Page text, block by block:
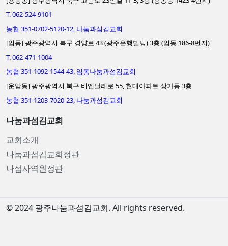
T. 062-524-9101
농협 351-0702-5120-12, 나눔과섬김교회
[임동] 광주광역시 북구 경양로 43 (광주은행빌딩) 3층 (임동 186-8번지)
T. 062-471-1004
농협 351-1092-1544-43, 임동나눔과섬김교회
[운암동] 광주광역시 북구 비엔날레로 55, 현대아파트 상가동 3층
농협 351-1203-7020-23, 나눔과섬김교회
나눔과섬김교회
교회소개
나눔과섬김교회정관
나섬사역원정관
© 2024 광주나눔과섬김교회. All rights reserved.